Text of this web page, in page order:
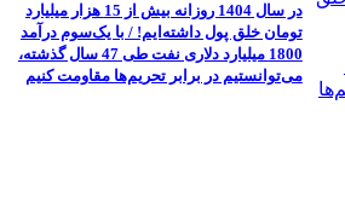
در سال 1404 روزانه بیش از 15 هزار میلیارد
تومان خلق پول داشته‌ایم! / با یک‌سوم درآمد
1800 میلیارد دلاری نفت طی 47 سال گذشته،
می‌توانستیم در برابر تحریم‌ها مقاومت کنیم